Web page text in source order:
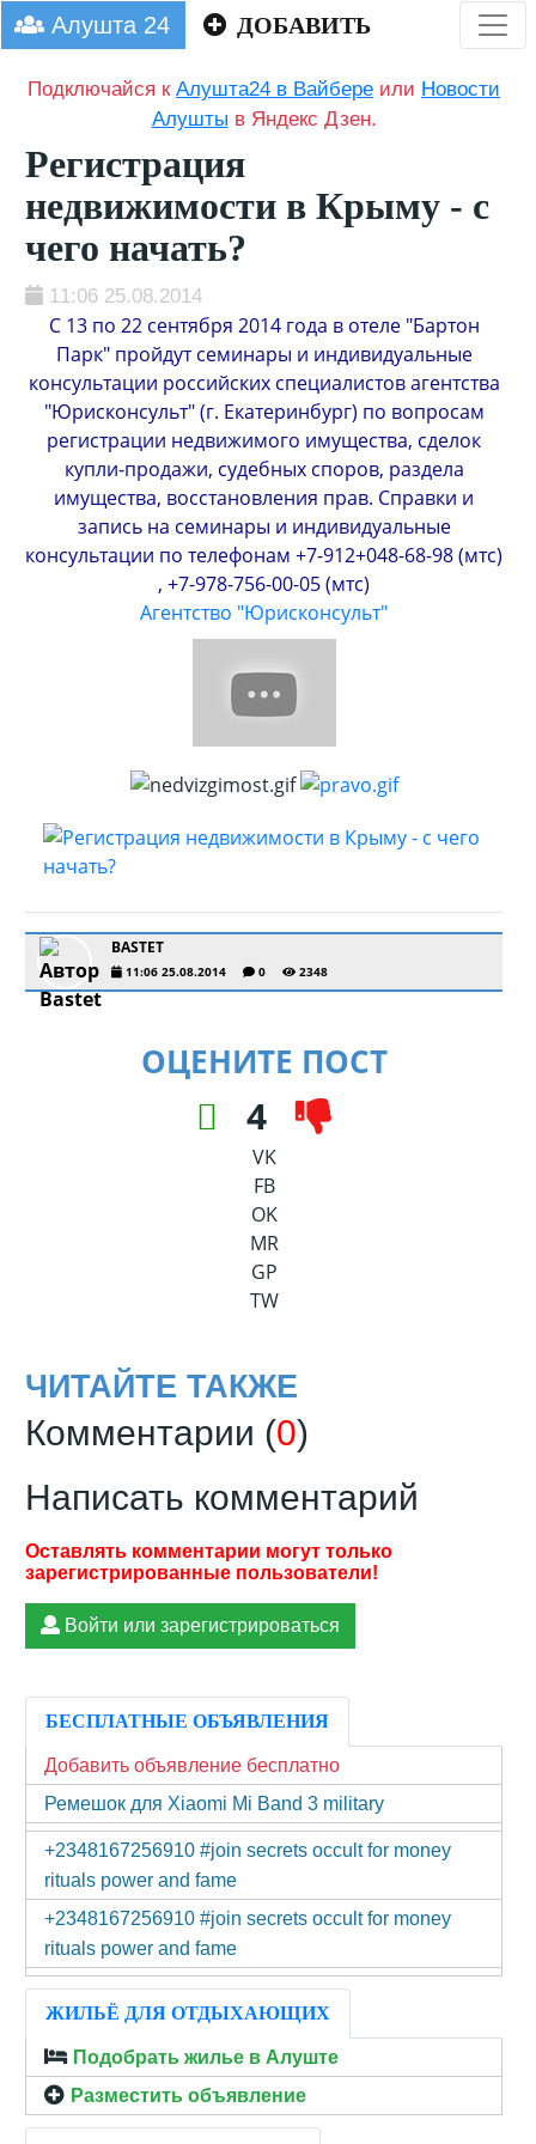
Алушта 24 ДОБАВИТЬ
Подключайся кАлушта24 в Вайбере или Новости
Алушты в Яндекс Дзен.
Регистрация
недвижимости в Крыму - с
чего начать?
11:06 25.08.2014
С 13 по 22 сентября 2014 года в отеле "Бартон
Парк" пройдут семинары и индивидуальные
консультации российских специалистов агентства
"Юрисконсульт" (г. Екатеринбург) по вопросам
регистрации недвижимого имущества, сделок
купли-продажи, судебных споров, раздела
имущества, восстановления прав. Справки и
запись на семинары и индивидуальные
консультации по телефонам +7-912+048-68-98 (мтс)
, +7-978-756-00-05 (мтс)
Агентство "Юрисконсульт"
BASTET
11:06 25.08.2014 0 2348
ОЦЕНИТЕ ПОСТ
4
VK
FB
OK
MR
GP
TW
ЧИТАЙТЕ ТАКЖЕ
Комментарии (0)
Написать комментарий
Войти или зарегистрироваться
БЕСПЛАТНЫЕ ОБЪЯВЛЕНИЯ
Добавить объявление бесплатно
Ремешок для Xiaomi Mi Band 3 military
+2348167256910 #join secrets occult for money
rituals power and fame
+2348167256910 #join secrets occult for money
rituals power and fame
ЖИЛЬЁ ДЛЯ ОТДЫХАЮЩИХ
Подобрать жилье в Алуште
Разместить объявление